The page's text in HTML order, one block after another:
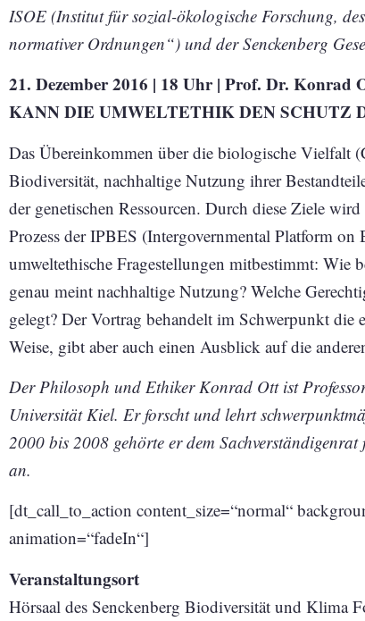
ISOE (Institut für sozial-ökologische Forschung,
normativer Ordnungen“) und der Senckenberg
21. Dezember 2016 | 18 Uhr | Prof. Dr.
KANN DIE UMWELTETHIK DEN SCHUTZ
Das Übereinkommen über die biologische Vielfalt
Biodiversität, nachhaltige Nutzung ihrer
der genetischen Ressourcen. Durch diese Ziele
Prozess der IPBES (Intergovernmental Platform
umweltethische Fragestellungen mitbestimmt: Wie
genau meint nachhaltige Nutzung? Welche
gelegt? Der Vortrag behandelt im Schwerpunkt die
Weise, gibt aber auch einen Ausblick auf die
Der Philosoph und Ethiker Konrad Ott ist
Universität Kiel. Er forscht und lehrt
2000 bis 2008 gehörte er dem
an.
[dt_call_to_action content_size=“normal“
animation=“fadeIn“]
Veranstaltungsort
Hörsaal des Senckenberg Biodiversität und Klima